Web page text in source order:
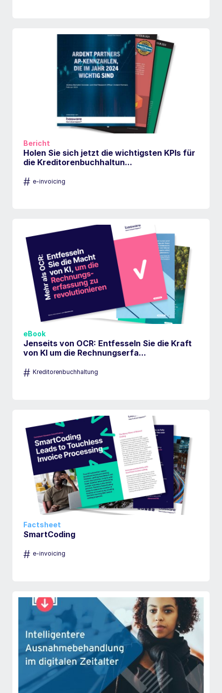
Bericht
Holen Sie sich jetzt die wichtigsten KPIs für
die Kreditorenbuchhaltun...
# e-invoicing
eBook
Jenseits von OCR: Entfesseln Sie die Kraft
von KI um die Rechnungserfa...
# Kreditorenbuchhaltung
Factsheet
SmartCoding
# e-invoicing